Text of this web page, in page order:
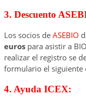
3. Descuento
Los socios de ASEBIO
euros para asistir a
realizar el registro se
formulario el siguiente
4. Ayuda ICEX: